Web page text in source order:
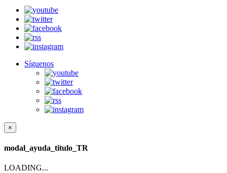
Síguenos
×
modal_ayuda_titulo_TR
LOADING...